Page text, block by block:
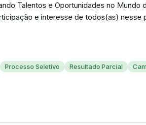
Talentos e Oportunidades no Mundo
e interesse de todos(as) nesse
Processo Seletivo Resultado Parcial